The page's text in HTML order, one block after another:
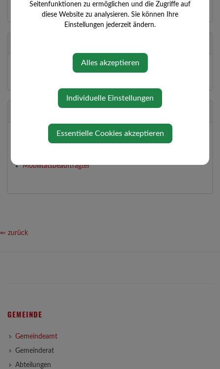
Arbeitskreis Umwelt, Wasser, Abwasser
Zuständigkeiten
Arbeitskreis Umwelt, Wasser, Abwasser, Energie, Mobilität
Arbeitskreis Wirtschaft, Feuerwehren, Zivilschutz, Sicherheit,
Mobilitätsbeauftragter
⇐ zurück
GEMEINDE
Gemeindeamt
Gemeinderat
Abteilungen
Seitenfunktionen zu ermöglichen und die Zugriffe auf
diese Website zu analysieren. Sie können Ihre
Einstellungen jederzeit ändern.
Alles akzeptieren
Individuelle Einstellungen
Essentielle Cookies akzeptieren